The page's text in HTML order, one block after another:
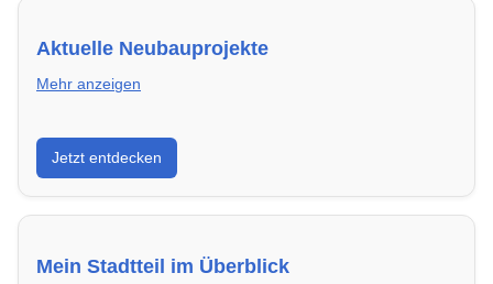
Aktuelle Neubauprojekte
Mehr anzeigen
Entdecke Neubauprojekte in Neuwied – modern,
energieeffizient und sofort bezugsfertig.
Jetzt entdecken
Mein Stadtteil im Überblick